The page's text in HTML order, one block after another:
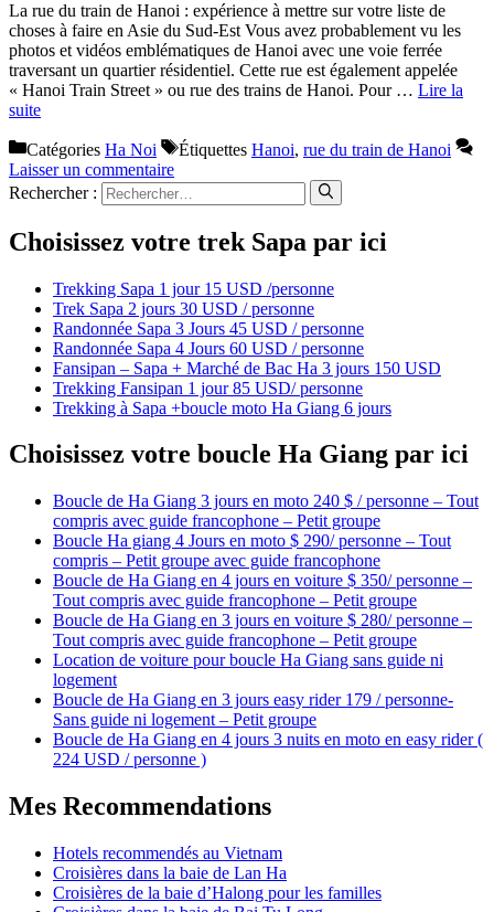
La rue du train de Hanoi : expérience à mettre sur votre liste de
choses à faire en Asie du Sud-Est Vous avez probablement vu les
photos et vidéos emblématiques de Hanoi avec une voie ferrée
traversant un quartier résidentiel. Cette rue est également appelée
« Hanoi Train Street » ou rue des trains de Hanoi. Pour … Lire la
suite
Catégories Ha Noi Étiquettes Hanoi, rue du train de Hanoi
Laisser un commentaire
Rechercher :
Choisissez votre trek Sapa par ici
Trekking Sapa 1 jour 15 USD /personne
Trek Sapa 2 jours 30 USD / personne
Randonnée Sapa 3 Jours 45 USD / personne
Randonnée Sapa 4 Jours 60 USD / personne
Fansipan – Sapa + Marché de Bac Ha 3 jours 150 USD
Trekking Fansipan 1 jour 85 USD/ personne
Trekking à Sapa +boucle moto Ha Giang 6 jours
Choisissez votre boucle Ha Giang par ici
Boucle de Ha Giang 3 jours en moto 240 $ / personne – Tout
compris avec guide francophone – Petit groupe
Boucle Ha giang 4 Jours en moto $ 290/ personne – Tout
compris – Petit groupe avec guide francophone
Boucle de Ha Giang en 4 jours en voiture $ 350/ personne –
Tout compris avec guide francophone – Petit groupe
Boucle de Ha Giang en 3 jours en voiture $ 280/ personne –
Tout compris avec guide francophone – Petit groupe
Location de voiture pour boucle Ha Giang sans guide ni
logement
Boucle de Ha Giang en 3 jours easy rider 179 / personne-
Sans guide ni logement – Petit groupe
Boucle de Ha Giang en 4 jours 3 nuits en moto en easy rider (
224 USD / personne )
Mes Recommendations
Hotels recommendés au Vietnam
Croisières dans la baie de Lan Ha
Croisières de la baie d’Halong pour les familles